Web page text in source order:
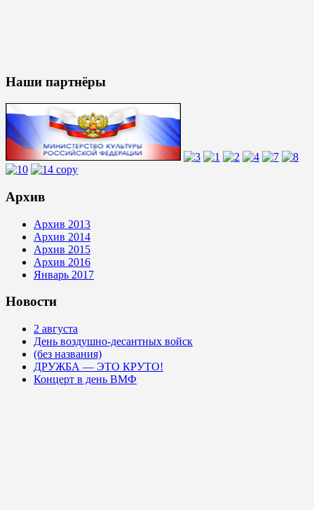
Наши партнёры
Архив
Архив 2013
Архив 2014
Архив 2015
Архив 2016
Январь 2017
Новости
2 августа
День воздушно-десантных войск
(без названия)
ДРУЖБА — ЭТО КРУТО!
Концерт в день ВМФ